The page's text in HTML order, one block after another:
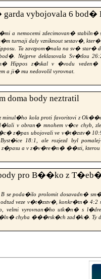
garda vybojovala 6
a nemocemi zdecimovan�
turnaji daly vzniknout sestav�,
Ta zavzpom�nala na sv�
Nejprve deklasovala Sv�tlou
Hippos z�skal v �vodu veden�
a ji� mu nedovolil vyrovnat.
doma body neztratil
minul�ho kola proti favoritovi z
v obran� mnohem v�ce chyb,
z�pas ubojovali ve v�t�zstv�
18:1, ale rozjezd byl
z�pasu a v z�v�re�n� ��sti,
pro B��ko z
B se poda�ilo prolomit dosavadn�
veze v�t�zstv�, konkr�tn� 4:2
velmi vyrovnan�ho utk�n� s
chyba ���rsk�ch zad�k�. Ty